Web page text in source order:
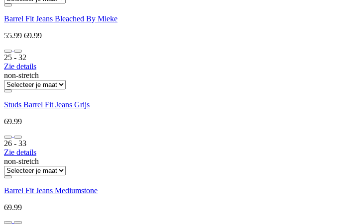
Barrel Fit Jeans Bleached By Mieke
55.99 69.99
25 ‐ 32
Zie details
non-stretch
Studs Barrel Fit Jeans Grijs
69.99
26 ‐ 33
Zie details
non-stretch
Barrel Fit Jeans Mediumstone
69.99